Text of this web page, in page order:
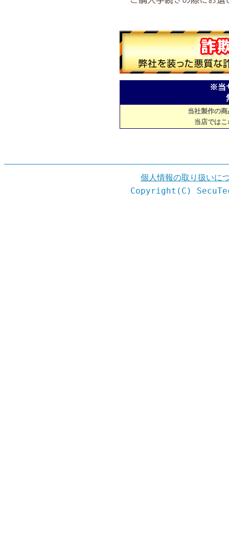
※当
当社製作の
当店では
個人情報の取り扱いに
Copyright(C)